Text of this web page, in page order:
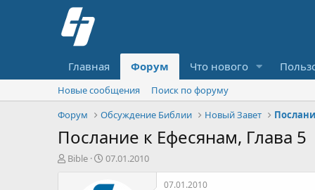
Главная Форум Что нового
Новые сообщения
Поиск по форуму
Форум
Обсуждение Библии Новый Завет
Послание к Ефесянам, Глава 5
А
Bible
Д
т
07.01.2010
07.01.2010